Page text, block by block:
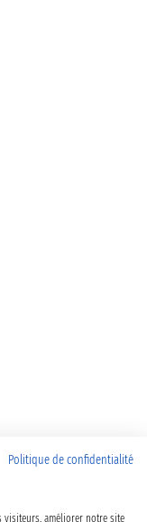
Politique de confidentialité
visiteurs, améliorer notre site